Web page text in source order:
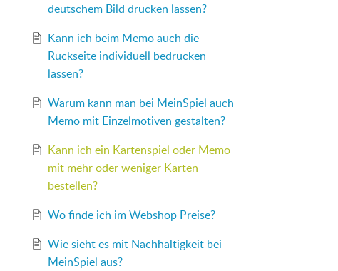
deutschem Bild drucken lassen?
Kann ich beim Memo auch die
Rückseite individuell bedrucken
lassen?
Warum kann man bei MeinSpiel auch
Memo mit Einzelmotiven gestalten?
Kann ich ein Kartenspiel oder Memo
mit mehr oder weniger Karten
bestellen?
Wo finde ich im Webshop Preise?
Wie sieht es mit Nachhaltigkeit bei
MeinSpiel aus?